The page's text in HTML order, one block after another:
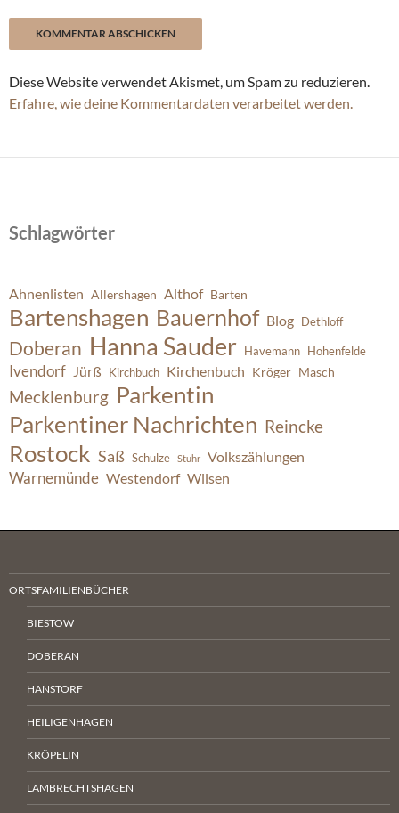
Diese Website verwendet Akismet, um Spam zu reduzieren.
Erfahre, wie deine Kommentardaten verarbeitet werden.
Schlagwörter
Ahnenlisten Allershagen Althof Barten
Bartenshagen Bauernhof Blog Dethloff
Doberan Hanna Sauder Havemann Hohenfelde
Ivendorf Jürß Kirchbuch Kirchenbuch Kröger Masch
Mecklenburg Parkentin
Parkentiner Nachrichten Reincke
Rostock Saß Schulze Stuhr Volkszählungen
Warnemünde Westendorf Wilsen
ORTSFAMILIENBÜCHER
BIESTOW
DOBERAN
HANSTORF
HEILIGENHAGEN
KRÖPELIN
LAMBRECHTSHAGEN